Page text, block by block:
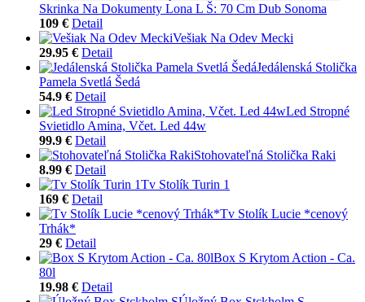
Skrinka Na Dokumenty Lona L Š: 70 Cm Dub Sonoma
109 € Detail
Vešiak Na Odev Mecki
29.95 € Detail
Jedálenská Stolička
Pamela Svetlá Šedá
54.9 € Detail
Led Stropné
Svietidlo Amina, Včet. Led 44w
99.9 € Detail
Stohovateľná Stolička Raki
8.99 € Detail
Tv Stolík Turin 1
169 € Detail
Tv Stolík Lucie *cenový
Trhák*
29 € Detail
Box S Krytom Action - Ca.
80l
19.98 € Detail